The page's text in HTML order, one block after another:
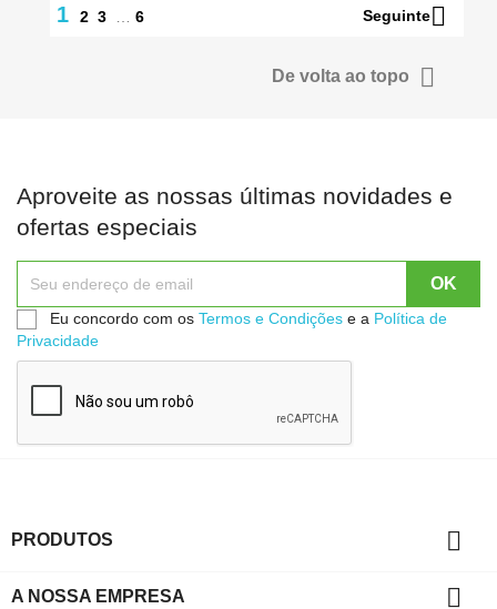
1 2 3 6 Seguinte
De volta ao topo 
Aproveite as nossas últimas novidades e
ofertas especiais
Eu concordo com os Termos e Condições e a Política de
Privacidade
PRODUTOS 
A NOSSA EMPRESA 